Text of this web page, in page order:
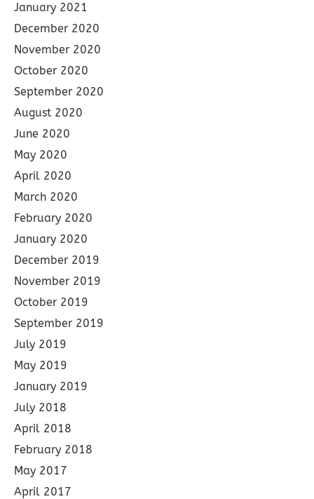
January 2021
December 2020
November 2020
October 2020
September 2020
August 2020
June 2020
May 2020
April 2020
March 2020
February 2020
January 2020
December 2019
November 2019
October 2019
September 2019
July 2019
May 2019
January 2019
July 2018
April 2018
February 2018
May 2017
April 2017